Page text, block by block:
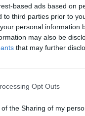
based ads based on
to third parties prior to
personal information
may also be
that may further
Opt Outs
the Sharing of my